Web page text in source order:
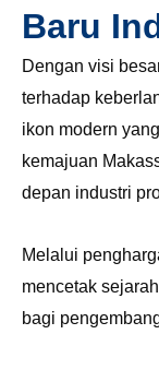
Baru
Dengan visi
terhadap
ikon modern
kemajuan
depan industri
Melalui
mencetak
bagi